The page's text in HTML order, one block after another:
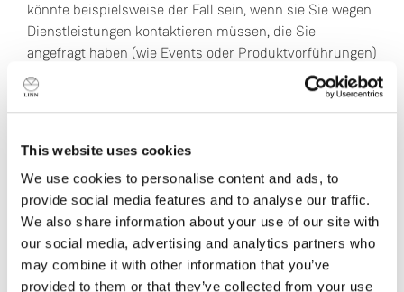
This website uses cookies
We use cookies to personalise content and ads, to
provide social media features and to analyse our traffic.
We also share information about your use of our site with
our social media, advertising and analytics partners who
may combine it with other information that you’ve
provided to them or that they’ve collected from your use
könnte beispielsweise der Fall sein, wenn sie Sie wegen
Dienstleistungen kontaktieren müssen, die Sie
angefragt haben (wie Events oder Produktvorführungen)
oder um Ihnen mit einem Produkt zu helfen oder es zu
reparieren.
Wir beauftragen manchmal andere Unternehmen und
Individuen, die für uns bestimmte Funktionen erfüllen.
Dazu gehören die Lieferung von Waren, das Versenden
von Briefpost und E-Mails, das Entfernen duplizierter
Informationen von Kundenlisten, das Analysieren von
Daten, Hilfe beim Marketing, die Bearbeitung von per